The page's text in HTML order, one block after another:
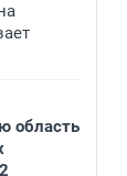
область